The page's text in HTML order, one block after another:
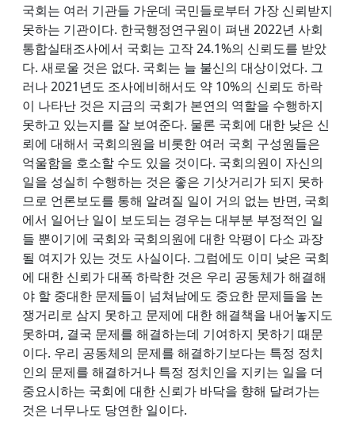
국회는 여러 기관들 가운데 국민들로부터 가장 신뢰받지
못하는 기관이다. 한국행정연구원이 펴낸 2022년 사회
통합실태조사에서 국회는 고작 24.1%의 신뢰도를 받았
다. 새로울 것은 없다. 국회는 늘 불신의 대상이었다. 그
러나 2021년도 조사에비해서도 약 10%의 신뢰도 하락
이 나타난 것은 지금의 국회가 본연의 역할을 수행하지
못하고 있는지를 잘 보여준다. 물론 국회에 대한 낮은 신
뢰에 대해서 국회의원을 비롯한 여러 국회 구성원들은
억울함을 호소할 수도 있을 것이다. 국회의원이 자신의
일을 성실히 수행하는 것은 좋은 기삿거리가 되지 못하
므로 언론보도를 통해 알려질 일이 거의 없는 반면, 국회
에서 일어난 일이 보도되는 경우는 대부분 부정적인 일
들 뿐이기에 국회와 국회의원에 대한 악평이 다소 과장
될 여지가 있는 것도 사실이다. 그럼에도 이미 낮은 국회
에 대한 신뢰가 대폭 하락한 것은 우리 공동체가 해결해
야 할 중대한 문제들이 넘쳐남에도 중요한 문제들을 논
쟁거리로 삼지 못하고 문제에 대한 해결책을 내어놓지도
못하며, 결국 문제를 해결하는데 기여하지 못하기 때문
이다. 우리 공동체의 문제를 해결하기보다는 특정 정치
인의 문제를 해결하거나 특정 정치인을 지키는 일을 더
중요시하는 국회에 대한 신뢰가 바닥을 향해 달려가는
것은 너무나도 당연한 일이다.